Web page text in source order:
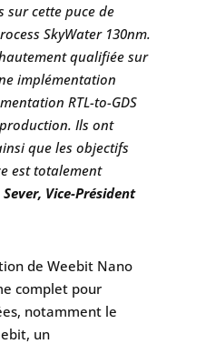
sur cette puce de
SkyWater 130nm.
hautement qualifiée sur
implémentation
RTL-to-GDS
Ils ont
que les objectifs
est totalement
Vice-Président
de Weebit Nano
complet pour
notamment le
un